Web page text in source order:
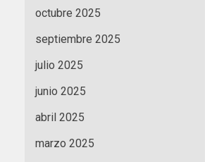
octubre 2025
septiembre 2025
julio 2025
junio 2025
abril 2025
marzo 2025